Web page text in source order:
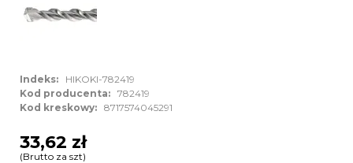
Indeks:
HIKOKI-782419
Kod producenta: 782419
Kod kreskowy: 8717574045291
33,62 zł
(Brutto za szt)